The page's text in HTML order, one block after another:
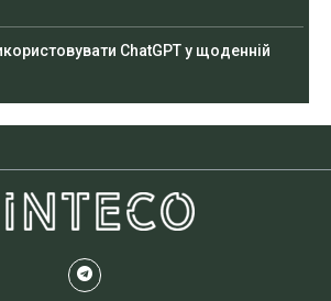
ChatGPT у щоденній